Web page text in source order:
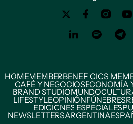
HOMEMEMBERBENEFICIOS
CAFÉ Y NEGOCIOSECONOMÍA
BRAND STUDIOMUNDO
LIFESTYLEOPINIÓNFÚNEBRES
EDICIONES ESPECIALES
NEWSLETTERSARGENTINA